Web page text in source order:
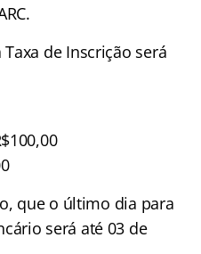
de Inscrição será
que o último dia para
será até 03 de